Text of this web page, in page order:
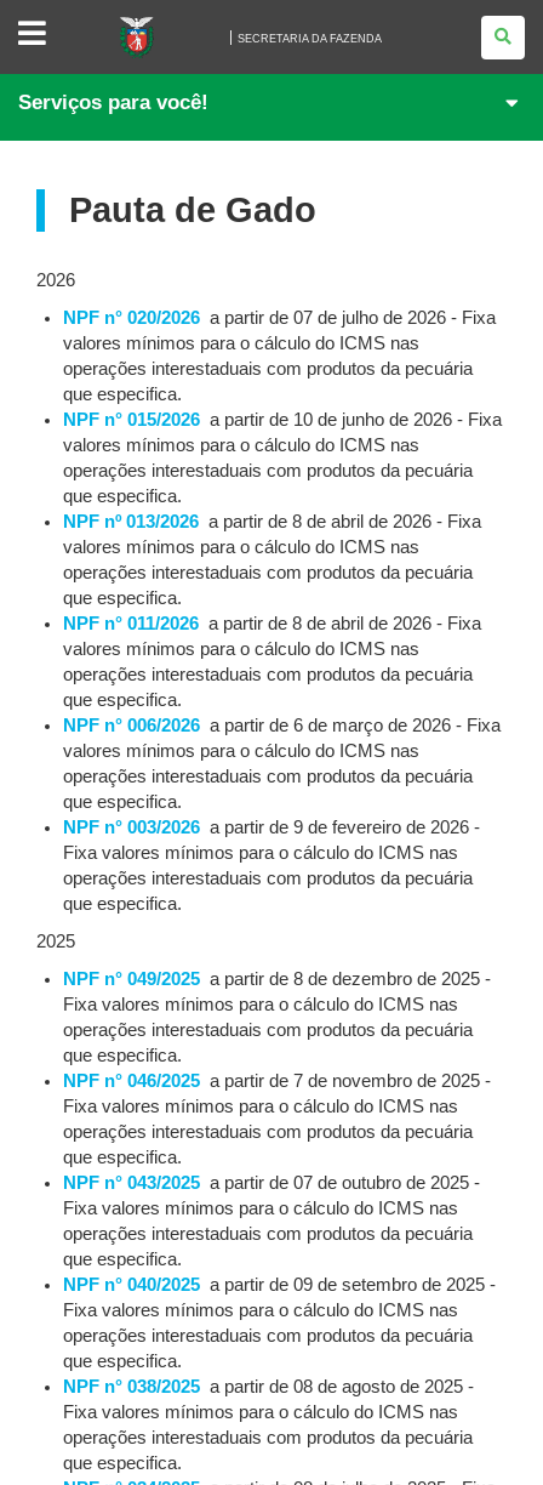
SECRETARIA
FAZENDA
SECRETARIA DA FAZENDA
Serviços para você!
Pauta de Gado
2026
NPF n° 020/2026 a partir de 07 de julho de 2026 - Fixa
valores mínimos para o cálculo do ICMS nas
operações interestaduais com produtos da pecuária
que especifica.
NPF n° 015/2026 a partir de 10 de junho de 2026 - Fixa
valores mínimos para o cálculo do ICMS nas
operações interestaduais com produtos da pecuária
que especifica.
NPF nº 013/2026 a partir de 8 de abril de 2026 - Fixa
valores mínimos para o cálculo do ICMS nas
operações interestaduais com produtos da pecuária
que especifica.
NPF n° 011/2026 a partir de 8 de abril de 2026 - Fixa
valores mínimos para o cálculo do ICMS nas
operações interestaduais com produtos da pecuária
que especifica.
NPF n° 006/2026 a partir de 6 de março de 2026 - Fixa
valores mínimos para o cálculo do ICMS nas
operações interestaduais com produtos da pecuária
que especifica.
NPF n° 003/2026 a partir de 9 de fevereiro de 2026 -
Fixa valores mínimos para o cálculo do ICMS nas
operações interestaduais com produtos da pecuária
que especifica.
2025
NPF n° 049/2025 a partir de 8 de dezembro de 2025 -
Fixa valores mínimos para o cálculo do ICMS nas
operações interestaduais com produtos da pecuária
que especifica.
NPF n° 046/2025 a partir de 7 de novembro de 2025 -
Fixa valores mínimos para o cálculo do ICMS nas
operações interestaduais com produtos da pecuária
que especifica.
NPF n° 043/2025 a partir de 07 de outubro de 2025 -
Fixa valores mínimos para o cálculo do ICMS nas
operações interestaduais com produtos da pecuária
que especifica.
NPF n° 040/2025 a partir de 09 de setembro de 2025 -
Fixa valores mínimos para o cálculo do ICMS nas
operações interestaduais com produtos da pecuária
que especifica.
NPF n° 038/2025 a partir de 08 de agosto de 2025 -
Fixa valores mínimos para o cálculo do ICMS nas
operações interestaduais com produtos da pecuária
que especifica.